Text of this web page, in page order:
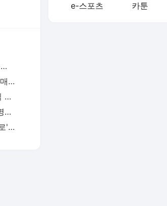
대전 볼파크, 조리식품 이동판매 준비 돌입… 팬들 "대기줄 해소" 기대 속 우려 - 대전일보
“피해자 1명 더 있었다"… '미성년자 성매매' 최영중 전 청주시의원 구속 송치 - 대전일보
폭염에도 늘어진 대기 줄… 성심당, "휴식 공간 마련" 안전대응 고삐 - 대전일보
대전서 밤새 빌라·공장 화재 잇따라…인명피해 없어 - 대전일보
정치적 공방에 폐지설 돌던 '홍범도장군로' 명칭 5년 더 잇는다 - 대전일보
e-스포츠 카툰